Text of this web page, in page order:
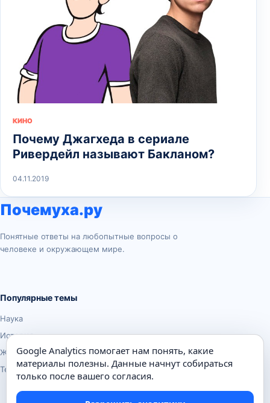
КИНО
Почему Джагхеда в сериале
Ривердейл называют Бакланом?
04.11.2019
Почемуха.ру
Понятные ответы на любопытные вопросы о
человеке и окружающем мире.
Популярные темы
Наука
История
Животные
Техника
Google Analytics помогает нам понять, какие
материалы полезны. Данные начнут собираться
только после вашего согласия.